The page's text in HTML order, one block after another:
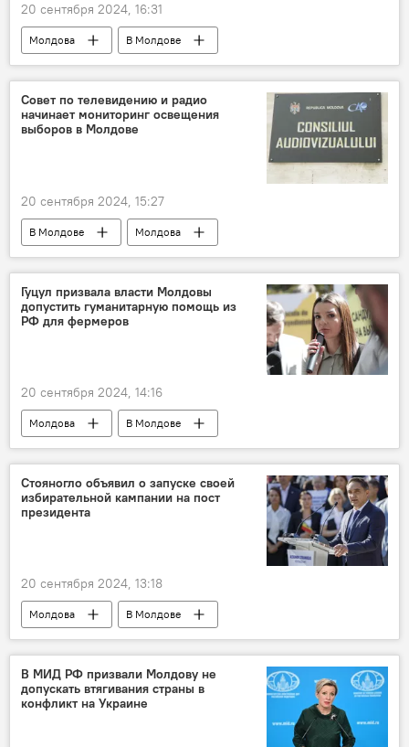
20 сентября 2024, 16:31
Молдова
В Молдове
Президентские выборы и еврореферендум-2024
Cовет по телевидению и радио
начинает мониторинг освещения
выборов в Молдове
20 сентября 2024, 15:27
В Молдове
Молдова
Президентские выборы и еврореферендум-2024
Гуцул призвала власти Молдовы
допустить гуманитарную помощь из
РФ для фермеров
20 сентября 2024, 14:16
Молдова
В Молдове
Евгения Гуцул
Стояногло объявил о запуске своей
избирательной кампании на пост
президента
20 сентября 2024, 13:18
Молдова
В Молдове
Александр Стояногло
Президентские выборы и еврореферендум-2024
В МИД РФ призвали Молдову не
допускать втягивания страны в
конфликт на Украине